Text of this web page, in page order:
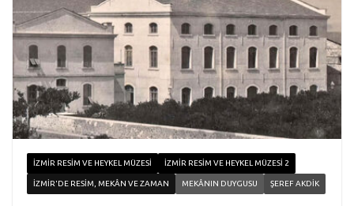
İZMIR RESIM VE HEYKEL MÜZESI İZMIR RESIM VE HEYKEL MÜZESI 2
İZMIR'DE RESIM, MEKÂN VE ZAMAN MEKÂNIN DUYGUSU ŞEREF AKDIK